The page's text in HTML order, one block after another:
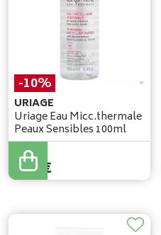
-10%
URIAGE
Uriage Eau Micc.thermale
Peaux Sensibles 100ml
5,80€
5,22 €